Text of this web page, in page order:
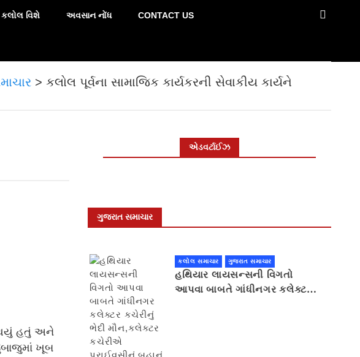
કલોલ વિશે અવસાન નોંધ CONTACT US
> કલોલ પૂર્વના સામાજિક કાર્યકરની સેવાકીય કાર્યને
થયું હતું અને
ખૂબ
એડવર્ટાઈઝ
ગુજરાત સમાચાર
કલોલ સમાચાર ગુજરાત સમાચાર
હથિયાર લાયસન્સની વિગતો
આપવા બાબતે ગાંધીનગર કલેક્ટર